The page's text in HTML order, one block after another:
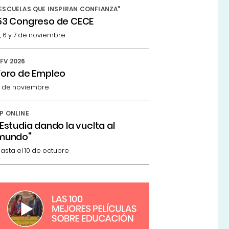
QUE INSPIRAN CONFIANZA"
Congreso de CECE
6 y 7 de noviembre
2026
de Empleo
de noviembre
ONLINE
dando la vuelta al
el 10 de octubre